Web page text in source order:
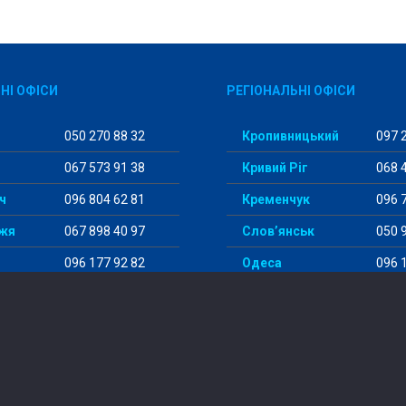
ОФІСИ
050 270 88 32
067 573 91 38
096 804 62 81
067 898 40 97
096 177 92 82
РЕГІОНАЛЬНІ ОФІСИ
Кропивницький 097
Кривий Ріг 068
Кременчук 096
Слов’янськ 050
Одеса 096